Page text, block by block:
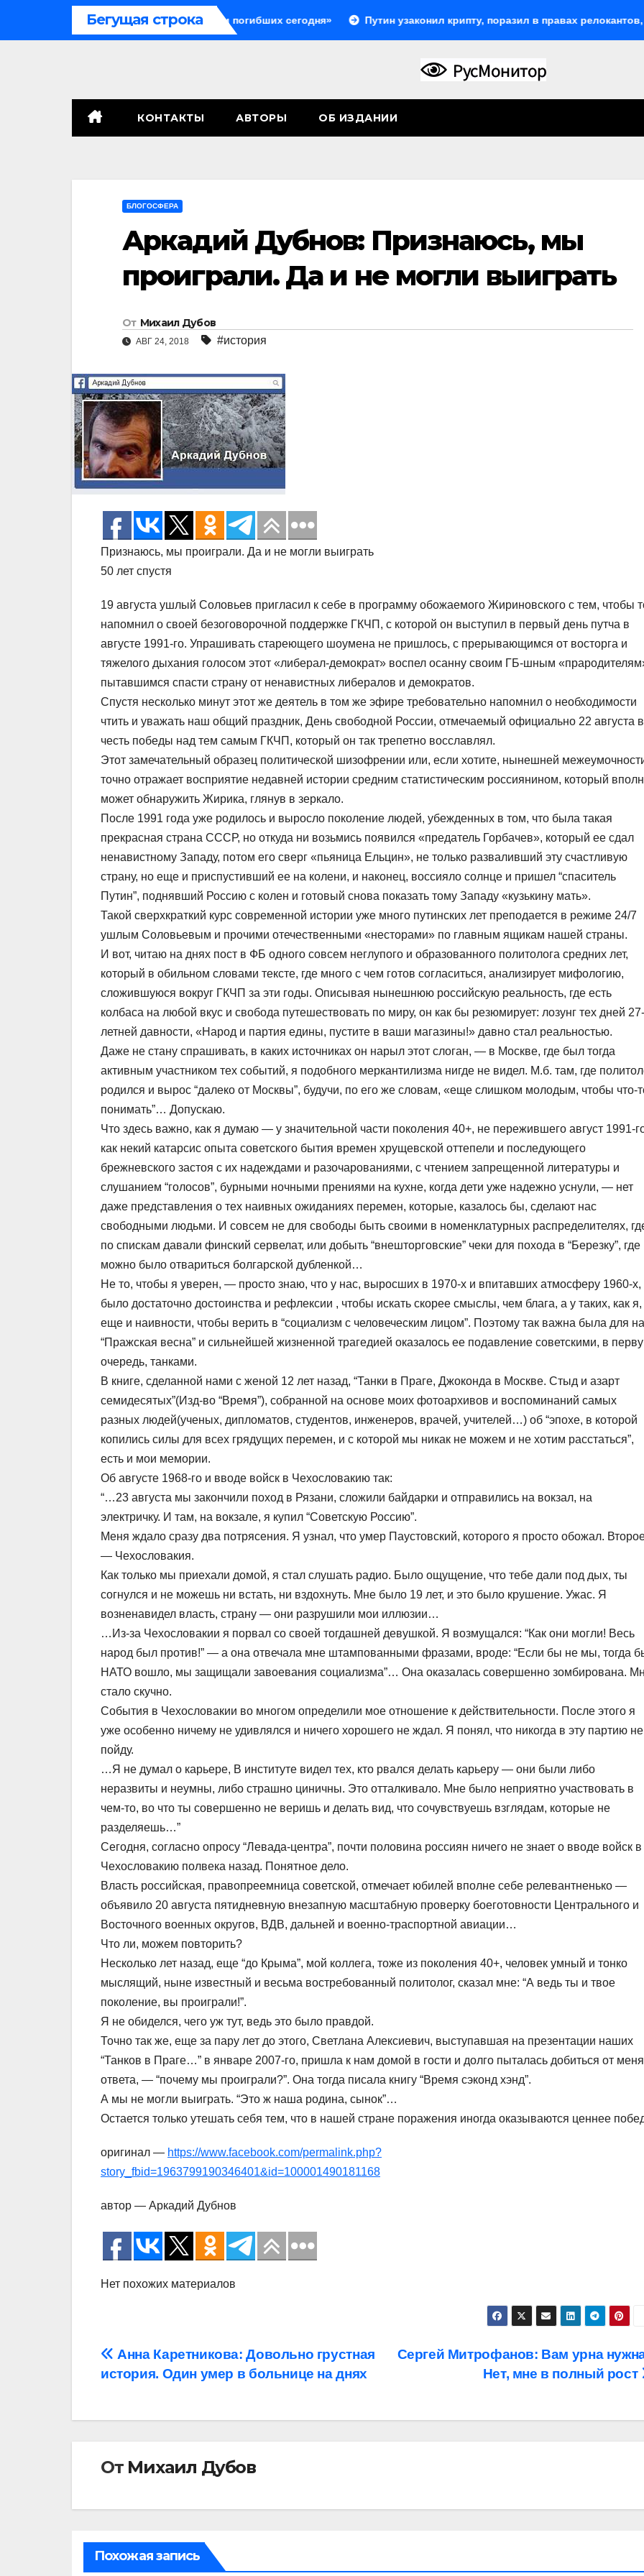
Бегущая строка
средства могли бы спасти погибших сегодня» Путин узаконил крипту, поразил в правах релокантов,
КОНТАКТЫ АВТОРЫ ОБ ИЗДАНИИ
БЛОГОСФЕРА
Аркадий Дубнов: Признаюсь, мы
проиграли. Да и не могли выиграть
От Михаил Дубов
АВГ 24, 2018 #история
Признаюсь, мы проиграли. Да и не могли выиграть
50 лет спустя
19 августа ушлый Соловьев пригласил к себе в программу обожаемого Жириновского с тем, чтобы
напомнил о своей безоговорочной поддержке ГКЧП, с которой он выступил в первый день путча в
августе 1991-го. Упрашивать стареющего шоумена не пришлось, с прерывающимся от восторга и
тяжелого дыхания голосом этот «либерал-демократ» воспел осанну своим ГБ-шным
пытавшимся спасти страну от ненавистных либералов и демократов.
Спустя несколько минут этот же деятель в том же эфире требовательно напомнил о необходимости
чтить и уважать наш общий праздник, День свободной России, отмечаемый официально 22 августа в
честь победы над тем самым ГКЧП, который он так трепетно восславлял.
Этот замечательный образец политической шизофрении или, если хотите, нынешней
точно отражает восприятие недавней истории средним статистическим россиянином, который
может обнаружить Жирика, глянув в зеркало.
После 1991 года уже родилось и выросло поколение людей, убежденных в том, что была такая
прекрасная страна СССР, но откуда ни возьмись появился «предатель Горбачев», который ее сдал
ненавистному Западу, потом его сверг «пьяница Ельцин», не только разваливший эту счастливую
страну, но еще и приспустивший ее на колени, и наконец, воссияло солнце и пришел “спаситель
Путин”, поднявший Россию с колен и готовый снова показать тому Западу «кузькину мать».
Такой сверхкраткий курс современной истории уже много путинских лет преподается в режиме 24/7
ушлым Соловьевым и прочими отечественными «несторами» по главным ящикам нашей страны.
И вот, читаю на днях пост в ФБ одного совсем неглупого и образованного политолога средних лет,
который в обильном словами тексте, где много с чем готов согласиться, анализирует мифологию,
сложившуюся вокруг ГКЧП за эти годы. Описывая нынешнюю российскую реальность, где есть
колбаса на любой вкус и свобода путешествовать по миру, он как бы резюмирует: лозунг тех дней 27-
летней давности, «Народ и партия едины, пустите в ваши магазины!» давно стал реальностью.
Даже не стану спрашивать, в каких источниках он нарыл этот слоган, — в Москве, где был тогда
активным участником тех событий, я подобного меркантилизма нигде не видел. М.б. там, где
родился и вырос “далеко от Москвы”, будучи, по его же словам, «еще слишком молодым, чтобы что-
понимать”… Допускаю.
Что здесь важно, как я думаю — у значительной части поколения 40+, не пережившего август 1991-
как некий катарсис опыта советского бытия времен хрущевской оттепели и последующего
брежневского застоя с их надеждами и разочарованиями, с чтением запрещенной литературы и
слушанием “голосов”, бурными ночными прениями на кухне, когда дети уже надежно уснули, — нет
даже представления о тех наивных ожиданиях перемен, которые, казалось бы, сделают нас
свободными людьми. И совсем не для свободы быть своими в номенклатурных распределителях,
по спискам давали финский сервелат, или добыть “внешторговские” чеки для похода в “Березку”, где
можно было отвариться болгарской дубленкой…
Не то, чтобы я уверен, — просто знаю, что у нас, выросших в 1970-х и впитавших атмосферу 1960-х,
было достаточно достоинства и рефлексии , чтобы искать скорее смыслы, чем блага, а у таких, как я,
еще и наивности, чтобы верить в “социализм с человеческим лицом”. Поэтому так важна была для
“Пражская весна” и сильнейшей жизненной трагедией оказалось ее подавление советскими, в
очередь, танками.
В книге, сделанной нами с женой 12 лет назад, “Танки в Праге, Джоконда в Москве. Стыд и азарт
семидесятых”(Изд-во “Время”), собранной на основе моих фотоархивов и воспоминаний самых
разных людей(ученых, дипломатов, студентов, инженеров, врачей, учителей…) об “эпохе, в которой
копились силы для всех грядущих перемен, и с которой мы никак не можем и не хотим расстаться”,
есть и мои мемории.
Об августе 1968-го и вводе войск в Чехословакию так:
“…23 августа мы закончили поход в Рязани, сложили байдарки и отправились на вокзал, на
электричку. И там, на вокзале, я купил “Советскую Россию”.
Меня ждало сразу два потрясения. Я узнал, что умер Паустовский, которого я просто обожал.
— Чехословакия.
Как только мы приехали домой, я стал слушать радио. Было ощущение, что тебе дали под дых, ты
согнулся и не можешь ни встать, ни вздохнуть. Мне было 19 лет, и это было крушение. Ужас. Я
возненавидел власть, страну — они разрушили мои иллюзии…
…Из-за Чехословакии я порвал со своей тогдашней девушкой. Я возмущался: “Как они могли! Весь
народ был против!” — а она отвечала мне штампованными фразами, вроде: “Если бы не мы, тогда
НАТО вошло, мы защищали завоевания социализма”… Она оказалась совершенно зомбирована.
стало скучно.
События в Чехословакии во многом определили мое отношение к действительности. После этого я
уже особенно ничему не удивлялся и ничего хорошего не ждал. Я понял, что никогда в эту партию не
пойду.
…Я не думал о карьере, В институте видел тех, кто рвался делать карьеру — они были либо
неразвиты и неумны, либо страшно циничны. Это отталкивало. Мне было неприятно участвовать в
чем-то, во что ты совершенно не веришь и делать вид, что сочувствуешь взглядам, которые не
разделяешь…”
Сегодня, согласно опросу “Левада-центра”, почти половина россиян ничего не знает о вводе войск в
Чехословакию полвека назад. Понятное дело.
Власть российская, правопреемница советской, отмечает юбилей вполне себе релевантненько —
объявило 20 августа пятидневную внезапную масштабную проверку боеготовности Центрального и
Восточного военных округов, ВДВ, дальней и военно-траспортной авиации…
Что ли, можем повторить?
Несколько лет назад, еще “до Крыма”, мой коллега, тоже из поколения 40+, человек умный и тонко
мыслящий, ныне известный и весьма востребованный политолог, сказал мне: “А ведь ты и твое
поколение, вы проиграли!”.
Я не обиделся, чего уж тут, ведь это было правдой.
Точно так же, еще за пару лет до этого, Светлана Алексиевич, выступавшая на презентации наших
“Танков в Праге…” в январе 2007-го, пришла к нам домой в гости и долго пыталась добиться от меня
ответа, — “почему мы проиграли?”. Она тогда писала книгу “Время сэконд хэнд”.
А мы не могли выиграть. “Это ж наша родина, сынок”…
Остается только утешать себя тем, что в нашей стране поражения иногда оказываются ценнее
оригинал — https://www.facebook.com/permalink.php?
story_fbid=1963799190346401&id=100001490181168
автор — Аркадий Дубнов
Нет похожих материалов
Навигация
записям
Сергей Митрофанов: Вам урна
Нет, мне в полный рост
Анна Каретникова: Довольно грустная
история. Один умер в больнице на днях
От Михаил Дубов
Похожая запись